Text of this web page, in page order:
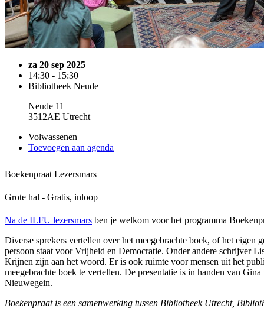
za 20 sep 2025
14:30 - 15:30
Bibliotheek Neude
Neude 11
3512AE Utrecht
Volwassenen
Toevoegen aan agenda
Boekenpraat Lezersmars
Grote hal - Gratis, inloop
Na de ILFU lezersmars ben je welkom voor het programma
Diverse sprekers vertellen over het meegebrachte boek, of het eigen
persoon staat voor Vrijheid en Democratie. Onder andere schrijver
Krijnen zijn aan het woord. Er is ook ruimte voor mensen uit het
meegebrachte boek te vertellen. De presentatie is in handen van
Nieuwegein.
Boekenpraat is een samenwerking tussen Bibliotheek Utrecht,